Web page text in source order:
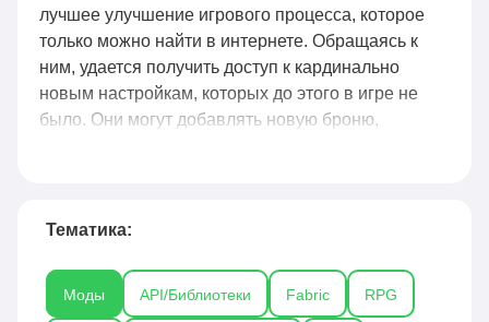
лучшее улучшение игрового процесса, которое
только можно найти в интернете. Обращаясь к
ним, удается получить доступ к кардинально
новым настройкам, которых до этого в игре не
было. Они могут добавлять новую броню,
добавлением секретных агентов в
лишь пользователь волен выбирать, что
устанавливать в свою сборку. В специальном
Тематика:
Моды API/Библиотеки Fabric RPG